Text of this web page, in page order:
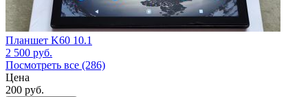
Планшет K60 10.1
2 500 руб.
Посмотреть все (286)
Цена
200 руб.